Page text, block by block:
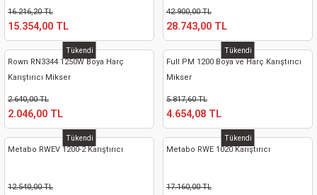
16.216,20 TL
15.354,00 TL
42.900,00 TL
28.743,00 TL
Tükendi
Rown RN3344 1250W Boya Harç
Karıştırıcı Mikser
2.640,00 TL
2.046,00 TL
Tükendi
Full PM 1200 Boya ve Harç Karıştırıcı
Mikser
5.817,60 TL
4.654,08 TL
Tükendi
Metabo RWEV 1200-2 Karıştırıcı
12.540,00 TL
Tükendi
Metabo RWE 1020 Karıştırıcı
17.160,00 TL